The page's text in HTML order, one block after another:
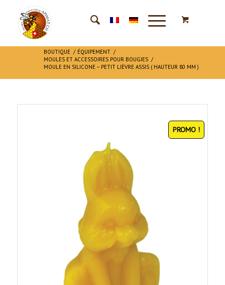
BOUTIQUE / ÉQUIPEMENT /
MOULES ET ACCESSOIRES POUR BOUGIES /
MOULE EN SILICONE – PETIT LIÈVRE ASSIS ( HAUTEUR 80 MM )
PROMO !